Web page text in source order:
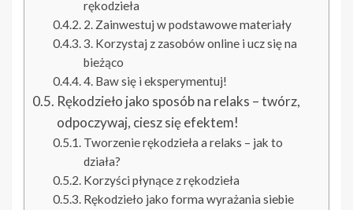
rękodzieła
2. Zainwestuj w podstawowe materiały
3. Korzystaj z zasobów online i ucz się na
bieżąco
4. Baw się i eksperymentuj!
Rękodzieło jako sposób na relaks – twórz,
odpoczywaj, ciesz się efektem!
Tworzenie rękodzieła a relaks – jak to
działa?
Korzyści płynące z rękodzieła
Rękodzieło jako forma wyrażania siebie